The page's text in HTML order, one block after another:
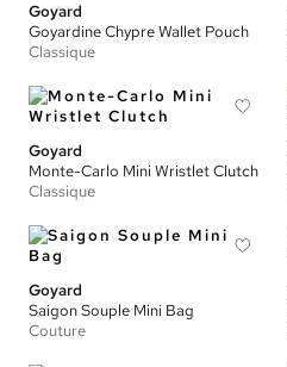
Goyard
Goyardine Chypre Wallet Pouch
Classique
Goyard
Monte-Carlo Mini Wristlet Clutch
Classique
Goyard
Saigon Souple Mini Bag
Couture